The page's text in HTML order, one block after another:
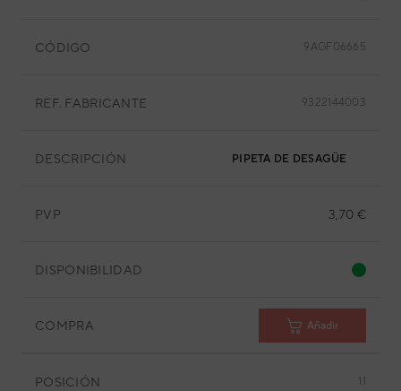
CÓDIGO 9AGF06665
REF. FABRICANTE 9322144003
DESCRIPCIÓN PIPETA DE DESAGÜE
PVP 3,70 €
DISPONIBILIDAD
COMPRA Añadir
POSICIÓN 11